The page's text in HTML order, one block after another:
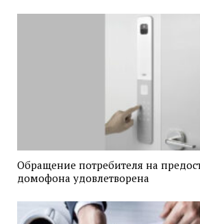
Обращение потребителя на
домофона удовлетворена